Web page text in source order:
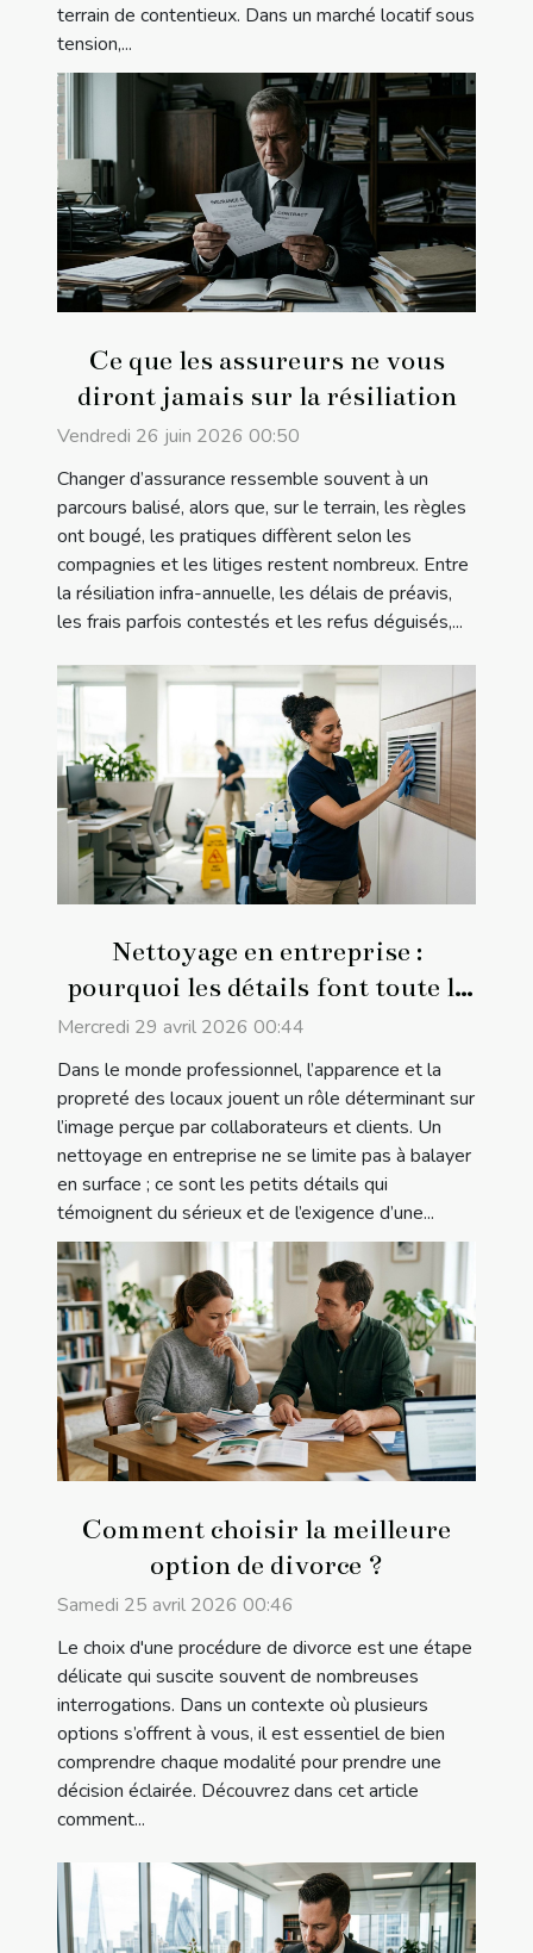
terrain de contentieux. Dans un marché locatif sous
tension,...
Ce que les assureurs ne vous
diront jamais sur la résiliation
Vendredi 26 juin 2026 00:50
Changer d’assurance ressemble souvent à un
parcours balisé, alors que, sur le terrain, les règles
ont bougé, les pratiques diffèrent selon les
compagnies et les litiges restent nombreux. Entre
la résiliation infra-annuelle, les délais de préavis,
les frais parfois contestés et les refus déguisés,...
Nettoyage en entreprise :
pourquoi les détails font toute la
différence
Mercredi 29 avril 2026 00:44
Dans le monde professionnel, l’apparence et la
propreté des locaux jouent un rôle déterminant sur
l’image perçue par collaborateurs et clients. Un
nettoyage en entreprise ne se limite pas à balayer
en surface ; ce sont les petits détails qui
témoignent du sérieux et de l’exigence d’une...
Comment choisir la meilleure
option de divorce ?
Samedi 25 avril 2026 00:46
Le choix d'une procédure de divorce est une étape
délicate qui suscite souvent de nombreuses
interrogations. Dans un contexte où plusieurs
options s’offrent à vous, il est essentiel de bien
comprendre chaque modalité pour prendre une
décision éclairée. Découvrez dans cet article
comment...